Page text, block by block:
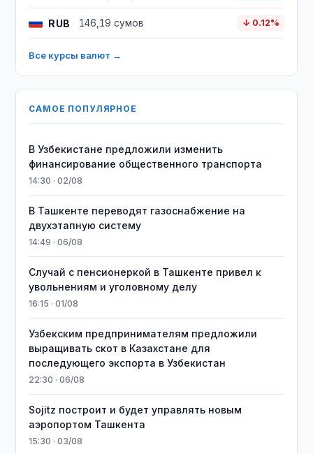
RUB 146,19 сумов ↓ 0.12%
Все курсы валют →
САМОЕ ПОПУЛЯРНОЕ
В Узбекистане предложили изменить
финансирование общественного транспорта
14:30 · 02/08
В Ташкенте переводят газоснабжение на
двухэтапную систему
14:49 · 06/08
Случай с пенсионеркой в Ташкенте привел к
увольнениям и уголовному делу
16:15 · 01/08
Узбекским предпринимателям предложили
выращивать скот в Казахстане для
последующего экспорта в Узбекистан
22:30 · 06/08
Sojitz построит и будет управлять новым
аэропортом Ташкента
15:30 · 03/08